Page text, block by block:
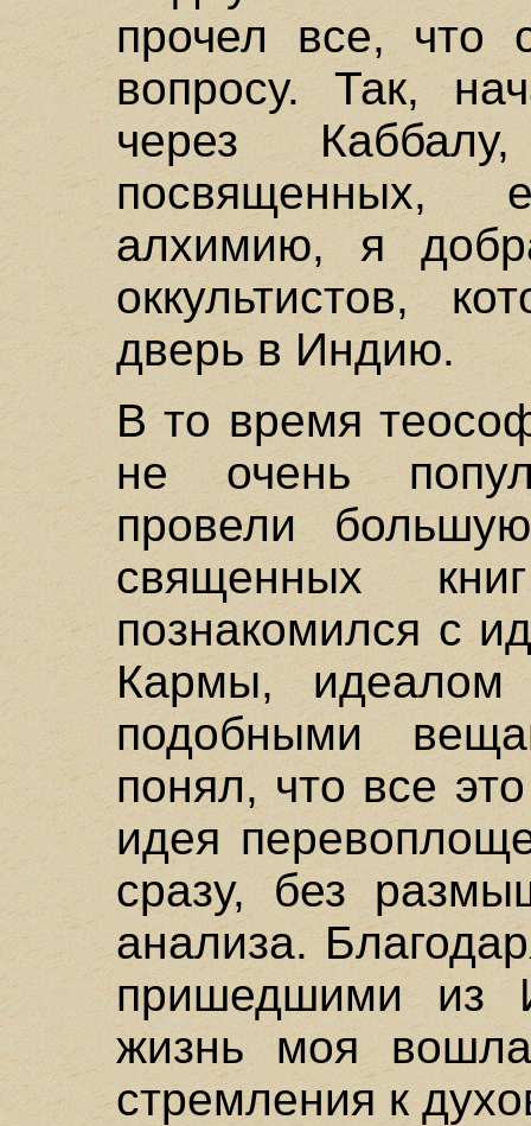
прочел все, что
вопросу. Так,
через
посвященных,
алхимию, я
оккультистов,
дверь в Индию.
В то время
не очень
провели
священных
познакомился с
Кармы,
подобными
понял, что все
идея
сразу, без
анализа.
пришедшими из
жизнь моя
стремления к